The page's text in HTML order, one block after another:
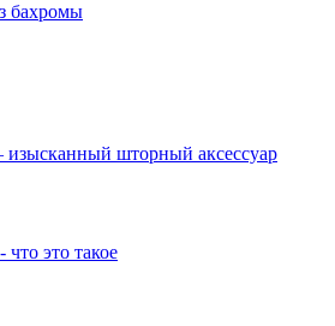
бахромы
изысканный шторный аксессуар
это такое